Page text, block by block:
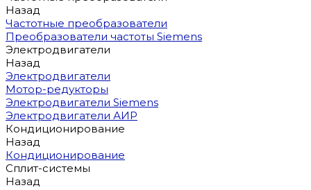
Назад
Частотные преобразователи
Преобразователи частоты Siemens
Электродвигатели
Назад
Электродвигатели
Мотор-редукторы
Электродвигатели Siemens
Электродвигатели АИР
Кондиционирование
Назад
Кондиционирование
Сплит-системы
Назад